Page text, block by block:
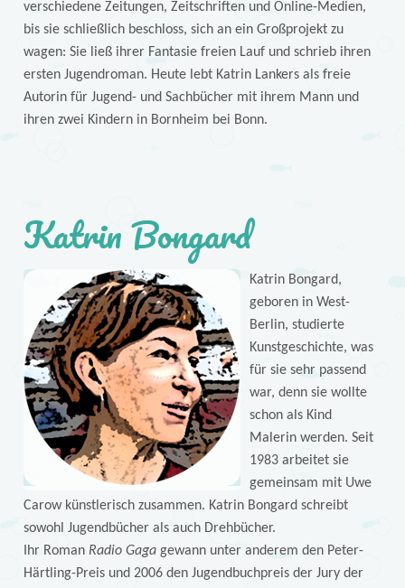
verschiedene Zeitungen, Zeitschriften und Online-Medien,
bis sie schließlich beschloss, sich an ein Großprojekt zu
wagen: Sie ließ ihrer Fantasie freien Lauf und schrieb ihren
ersten Jugendroman. Heute lebt Katrin Lankers als freie
Autorin für Jugend- und Sachbücher mit ihrem Mann und
ihren zwei Kindern in Bornheim bei Bonn.
Katrin Bongard
Katrin Bongard,
geboren in West-
Berlin, studierte
Kunstgeschichte, was
für sie sehr passend
war, denn sie wollte
schon als Kind
Malerin werden. Seit
1983 arbeitet sie
gemeinsam mit Uwe
Carow künstlerisch zusammen. Katrin Bongard schreibt
sowohl Jugendbücher als auch Drehbücher.
Ihr Roman Radio Gagagewann unter anderem den Peter-
Härtling-Preis und 2006 den Jugendbuchpreis der Jury der